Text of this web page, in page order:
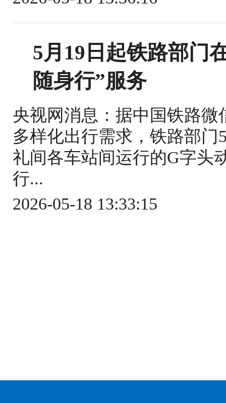
5月19日起铁路部门
随身行”服务
央视网消息：据中国铁路
多样化出行需求，铁路部门
礼间各车站间运行的G字头
行...
2026-05-18 13:33:15